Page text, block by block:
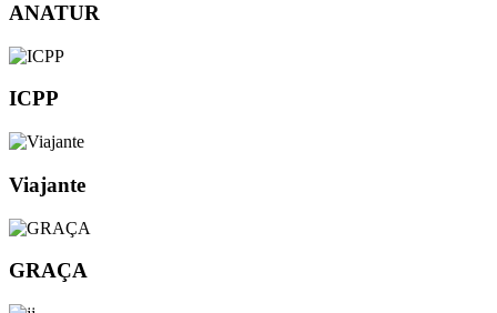
ANATUR
ICPP
Viajante
GRAÇA